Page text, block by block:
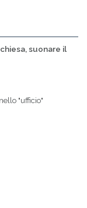
suonare il
"ufficio"